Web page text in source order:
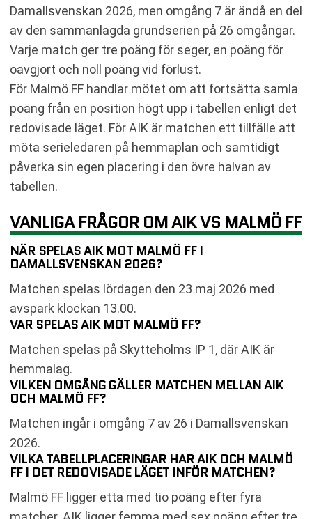
Damallsvenskan 2026, men omgång 7 är ändå en del
av den sammanlagda grundserien på 26 omgångar.
Varje match ger tre poäng för seger, en poäng för
oavgjort och noll poäng vid förlust.
För Malmö FF handlar mötet om att fortsätta samla
poäng från en position högt upp i tabellen enligt det
redovisade läget. För AIK är matchen ett tillfälle att
möta serieledaren på hemmaplan och samtidigt
påverka sin egen placering i den övre halvan av
tabellen.
VANLIGA FRÅGOR OM AIK VS MALMÖ FF
NÄR SPELAS AIK MOT MALMÖ FF I
DAMALLSVENSKAN 2026?
Matchen spelas lördagen den 23 maj 2026 med
avspark klockan 13.00.
VAR SPELAS AIK MOT MALMÖ FF?
Matchen spelas på Skytteholms IP 1, där AIK är
hemmalag.
VILKEN OMGÅNG GÄLLER MATCHEN MELLAN AIK
OCH MALMÖ FF?
Matchen ingår i omgång 7 av 26 i Damallsvenskan
2026.
VILKA TABELLPLACERINGAR HAR AIK OCH MALMÖ
FF I DET REDOVISADE LÄGET INFÖR MATCHEN?
Malmö FF ligger etta med tio poäng efter fyra